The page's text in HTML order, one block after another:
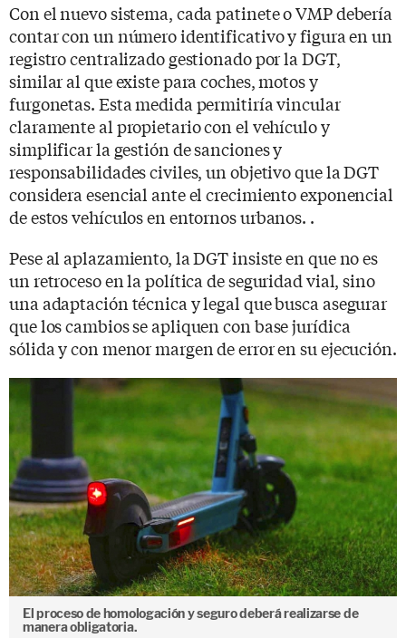
Con el nuevo sistema, cada patinete o VMP debería
contar con un número identificativo y figura en un
registro centralizado gestionado por la DGT,
similar al que existe para coches, motos y
furgonetas. Esta medida permitiría vincular
claramente al propietario con el vehículo y
simplificar la gestión de sanciones y
responsabilidades civiles, un objetivo que la DGT
considera esencial ante el crecimiento exponencial
de estos vehículos en entornos urbanos. .
Pese al aplazamiento, la DGT insiste en que no es
un retroceso en la política de seguridad vial, sino
una adaptación técnica y legal que busca asegurar
que los cambios se apliquen con base jurídica
sólida y con menor margen de error en su ejecución.
El proceso de homologación y seguro deberá realizarse de
manera obligatoria.